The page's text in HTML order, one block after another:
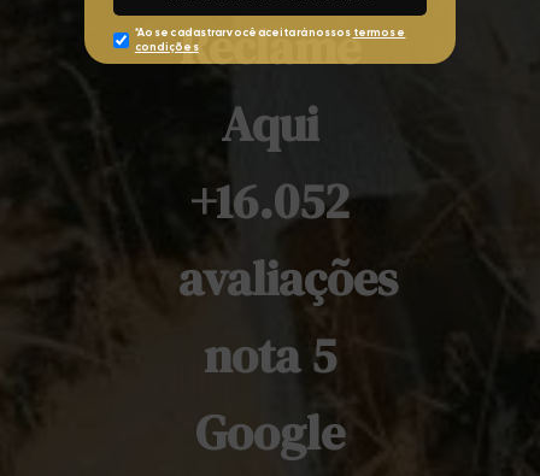
Reclame
Aqui
+16.052
avaliações
nota 5
Google